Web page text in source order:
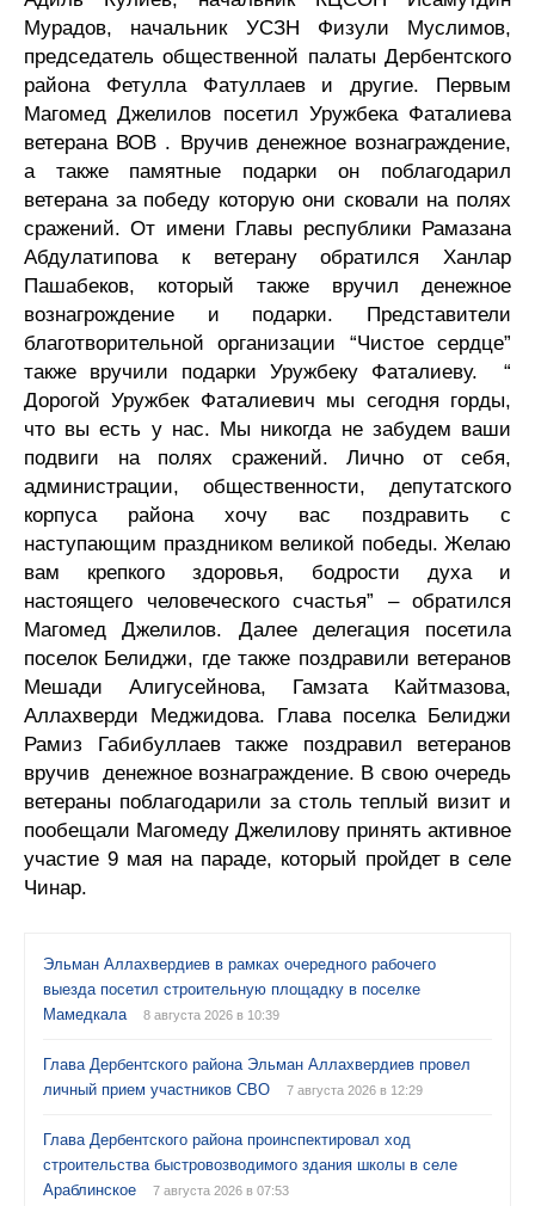
Мурадов, начальник УСЗН Физули Муслимов,
председатель общественной палаты Дербентского
района Фетулла Фатуллаев и другие. Первым
Магомед Джелилов посетил Уружбека Фаталиева
ветерана ВОВ . Вручив денежное вознаграждение,
а также памятные подарки он поблагодарил
ветерана за победу которую они сковали на полях
сражений. От имени Главы республики Рамазана
Абдулатипова к ветерану обратился Ханлар
Пашабеков, который также вручил денежное
вознагрождение и подарки. Представители
благотворительной организации “Чистое сердце”
также вручили подарки Уружбеку Фаталиеву. “
Дорогой Уружбек Фаталиевич мы сегодня горды,
что вы есть у нас. Мы никогда не забудем ваши
подвиги на полях сражений. Лично от себя,
администрации, общественности, депутатского
корпуса района хочу вас поздравить с
наступающим праздником великой победы. Желаю
вам крепкого здоровья, бодрости духа и
настоящего человеческого счастья” – обратился
Магомед Джелилов. Далее делегация посетила
поселок Белиджи, где также поздравили ветеранов
Мешади Алигусейнова, Гамзата Кайтмазова,
Аллахверди Меджидова. Глава поселка Белиджи
Рамиз Габибуллаев также поздравил ветеранов
вручив денежное вознаграждение. В свою очередь
ветераны поблагодарили за столь теплый визит и
пообещали Магомеду Джелилову принять активное
участие 9 мая на параде, который пройдет в селе
Чинар.
Эльман Аллахвердиев в рамках очередного рабочего
выезда посетил строительную площадку в поселке
Мамедкала
8 августа 2026 в 10:39
Глава Дербентского района Эльман Аллахвердиев провел
личный прием участников СВО
7 августа 2026 в 12:29
Глава Дербентского района проинспектировал ход
строительства быстровозводимого здания школы в селе
Араблинское
7 августа 2026 в 07:53